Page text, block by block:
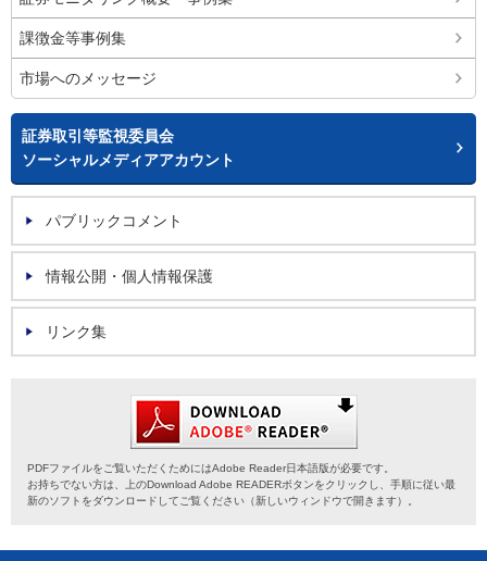
課徴金等事例集
市場へのメッセージ
証券取引等監視委員会
ソーシャルメディアアカウント
パブリックコメント
情報公開・個人情報保護
リンク集
PDFファイルをご覧いただくためにはAdobe Reader日本語版が必要です。
お持ちでない方は、上のDownload Adobe READERボタンをクリックし、手順に従い最
新のソフトをダウンロードしてご覧ください（新しいウィンドウで開きます）。